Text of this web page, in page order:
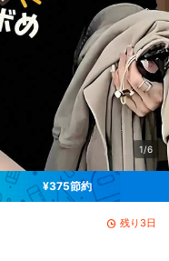
1/6
¥375節約
残り3日